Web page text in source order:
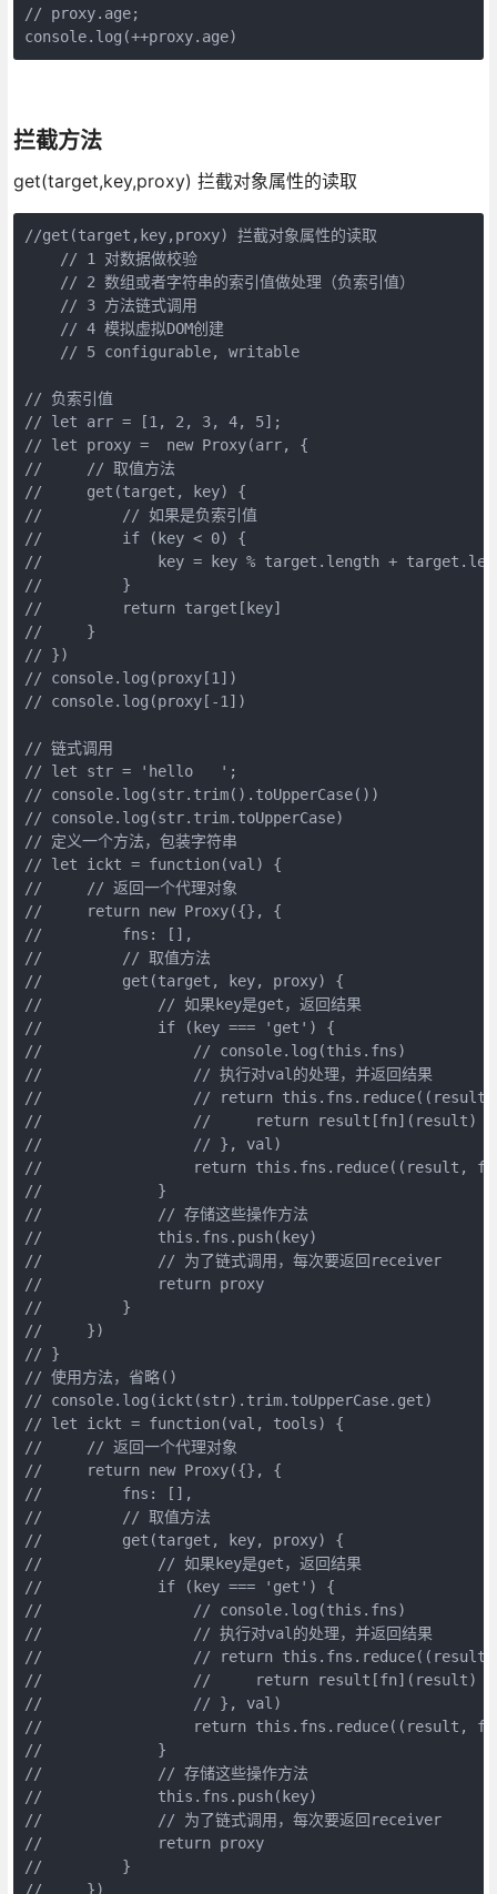
// proxy.age;
console.log(++proxy.age)
拦截方法
get(target,key,proxy) 拦截对象属性的读取
//get(target,key,proxy) 拦截对象属性的读取
    // 1 对数据做校验
    // 2 数组或者字符串的索引值做处理（负索引值）
    // 3 方法链式调用
    // 4 模拟虚拟DOM创建
    // 5 configurable, writable
// 负索引值
// let arr = [1, 2, 3, 4, 5];
// let proxy =  new Proxy(arr, {
//     // 取值方法
//     get(target, key) {
//         // 如果是负索引值
//         if (key < 0) {
//             key = key % target.length +
//         }
//         return target[key]
//     }
// })
// console.log(proxy[1])
// console.log(proxy[-1])
// 链式调用
// let str = 'hello   ';
// console.log(str.trim().toUpperCase())
// console.log(str.trim.toUpperCase)
// 定义一个方法，包装字符串
// let ickt = function(val) {
//     // 返回一个代理对象
//     return new Proxy({}, {
//         fns: [],
//         // 取值方法
//         get(target, key, proxy) {
//             // 如果key是get，返回结果
//             if (key === 'get') {
//                 // console.log(this.fns)
//                 // 执行对val的处理，并返回结果
//                 // return this.fns.reduce((result,
//                 //     return result[fn](result)
//                 // }, val)
//                 return this.fns.reduce((result,
//             }
//             // 存储这些操作方法
//             this.fns.push(key)
//             // 为了链式调用，每次要返回receiver
//             return proxy
//         }
//     })
// }
// 使用方法，省略()
// console.log(ickt(str).trim.toUpperCase.get)
// let ickt = function(val, tools) {
//     // 返回一个代理对象
//     return new Proxy({}, {
//         fns: [],
//         // 取值方法
//         get(target, key, proxy) {
//             // 如果key是get，返回结果
//             if (key === 'get') {
//                 // console.log(this.fns)
//                 // 执行对val的处理，并返回结果
//                 // return this.fns.reduce((result,
//                 //     return result[fn](result)
//                 // }, val)
//                 return this.fns.reduce((result,
//             }
//             // 存储这些操作方法
//             this.fns.push(key)
//             // 为了链式调用，每次要返回receiver
//             return proxy
//         }
//     })